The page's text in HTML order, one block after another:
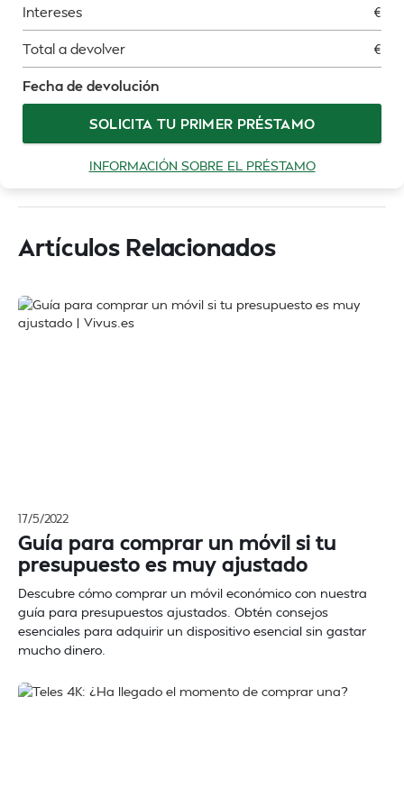
Intereses €
Total a devolver €
Fecha de devolución
SOLICITA TU PRIMER PRÉSTAMO
INFORMACIÓN SOBRE EL PRÉSTAMO
Artículos Relacionados
17/5/2022
Guía para comprar un móvil si tu
presupuesto es muy ajustado
Descubre cómo comprar un móvil económico con nuestra
guía para presupuestos ajustados. Obtén consejos
esenciales para adquirir un dispositivo esencial sin gastar
mucho dinero.